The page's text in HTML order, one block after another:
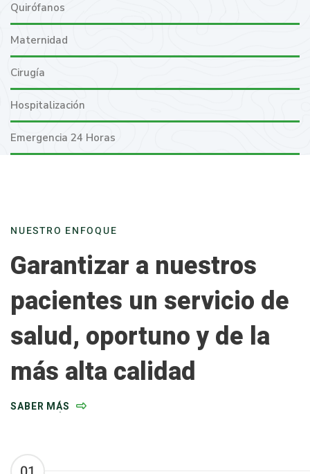
Quirófanos
Maternidad
Cirugía
Hospitalización
Emergencia 24 Horas
NUESTRO ENFOQUE
Garantizar a nuestros
pacientes un servicio de
salud, oportuno y de la
más alta calidad
SABER MÁS